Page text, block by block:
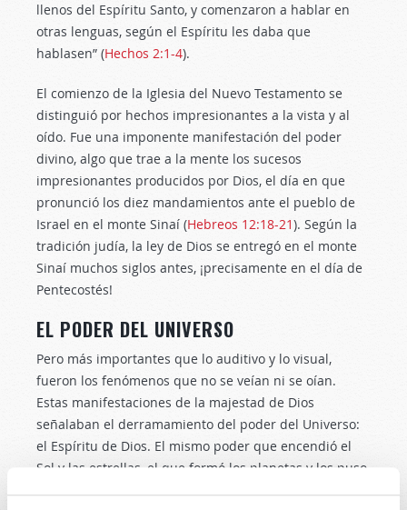
llenos del Espíritu Santo, y comenzaron a hablar en
otras lenguas, según el Espíritu les daba que
hablasen” (Hechos 2:1-4).
El comienzo de la Iglesia del Nuevo Testamento se
distinguió por hechos impresionantes a la vista y al
oído. Fue una imponente manifestación del poder
divino, algo que trae a la mente los sucesos
impresionantes producidos por Dios, el día en que
pronunció los diez mandamientos ante el pueblo de
Israel en el monte Sinaí (Hebreos 12:18-21). Según la
tradición judía, la ley de Dios se entregó en el monte
Sinaí muchos siglos antes, ¡precisamente en el día de
Pentecostés!
EL PODER DEL UNIVERSO
Pero más importantes que lo auditivo y lo visual,
fueron los fenómenos que no se veían ni se oían.
Estas manifestaciones de la majestad de Dios
señalaban el derramamiento del poder del Universo:
el Espíritu de Dios. El mismo poder que encendió el
Sol y las estrellas, el que formó los planetas y los puso